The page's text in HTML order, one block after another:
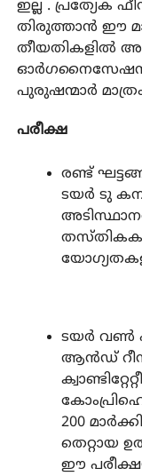
ഇല്ല . പ്രത്യേക
തിരുത്താൻ ഈ
തീയതികളിൽ
പുരുഷന്മാർ
പരീക്ഷ
രണ്ട്
ടയർ ടു
ടയർ വൺ
ആൻഡ്
200
തെറ്റായ
ഈ